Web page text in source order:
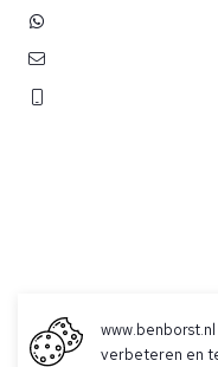
verbeteren en